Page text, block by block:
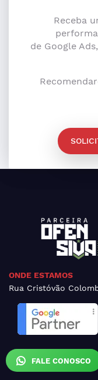
FALE CONOSCO
Receba
de Google
ONDE ESTAMOS
Rua Cristóvão